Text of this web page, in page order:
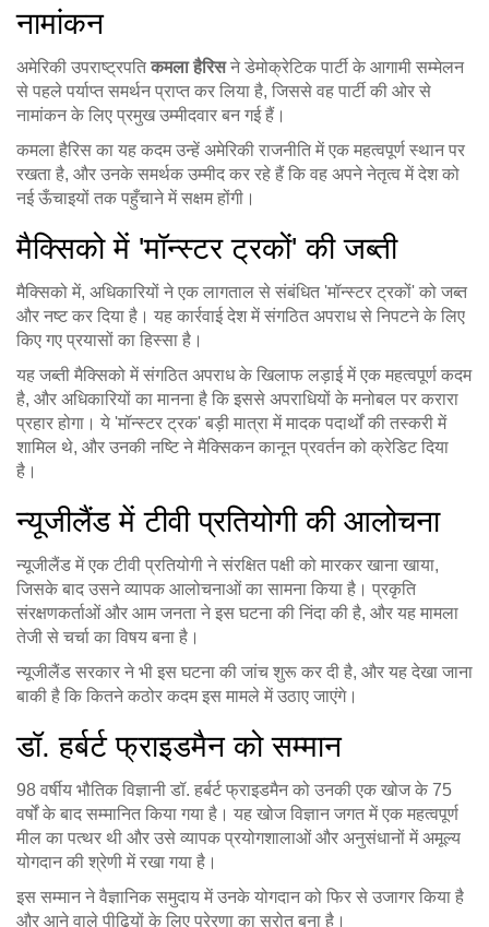
नामांकन
अमेरिकी उपराष्ट्रपतिकमला हैरिसने डेमोक्रेटिक पार्टी के आगामी सम्मेलन
से पहले पर्याप्त समर्थन प्राप्त कर लिया है, जिससे वह पार्टी की ओर से
नामांकन के लिए प्रमुख उम्मीदवार बन गई हैं।
कमला हैरिस का यह कदम उन्हें अमेरिकी राजनीति में एक महत्वपूर्ण स्थान पर
रखता है, और उनके समर्थक उम्मीद कर रहे हैं कि वह अपने नेतृत्व में देश को
नई ऊँचाइयों तक पहुँचाने में सक्षम होंगी।
मैक्सिको में 'मॉन्स्टर ट्रकों' की जब्ती
मैक्सिको में, अधिकारियों ने एक लागताल से संबंधित 'मॉन्स्टर ट्रकों' को जब्त
और नष्ट कर दिया है। यह कार्रवाई देश में संगठित अपराध से निपटने के लिए
किए गए प्रयासों का हिस्सा है।
यह जब्ती मैक्सिको में संगठित अपराध के खिलाफ लड़ाई में एक महत्वपूर्ण कदम
है, और अधिकारियों का मानना है कि इससे अपराधियों के मनोबल पर करारा
प्रहार होगा। ये 'मॉन्स्टर ट्रक' बड़ी मात्रा में मादक पदार्थों की तस्करी में
शामिल थे, और उनकी नष्टि ने मैक्सिकन कानून प्रवर्तन को क्रेडिट दिया
है।
न्यूजीलैंड में टीवी प्रतियोगी की आलोचना
न्यूजीलैंड में एक टीवी प्रतियोगी ने संरक्षित पक्षी को मारकर खाना खाया,
जिसके बाद उसने व्यापक आलोचनाओं का सामना किया है। प्रकृति
संरक्षणकर्ताओं और आम जनता ने इस घटना की निंदा की है, और यह मामला
तेजी से चर्चा का विषय बना है।
न्यूजीलैंड सरकार ने भी इस घटना की जांच शुरू कर दी है, और यह देखा जाना
बाकी है कि कितने कठोर कदम इस मामले में उठाए जाएंगे।
डॉ. हर्बर्ट फ्राइडमैन को सम्मान
98 वर्षीय भौतिक विज्ञानी डॉ. हर्बर्ट फ्राइडमैन को उनकी एक खोज के 75
वर्षों के बाद सम्मानित किया गया है। यह खोज विज्ञान जगत में एक महत्वपूर्ण
मील का पत्थर थी और उसे व्यापक प्रयोगशालाओं और अनुसंधानों में अमूल्य
योगदान की श्रेणी में रखा गया है।
इस सम्मान ने वैज्ञानिक समुदाय में उनके योगदान को फिर से उजागर किया है
और आने वाले पीढ़ियों के लिए प्रेरणा का स्रोत बना है।